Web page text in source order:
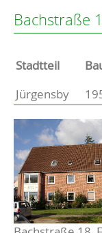
Bachstraße
Stammdaten
Basisdaten
Stadtteil
Jürgensby
Beschreibung